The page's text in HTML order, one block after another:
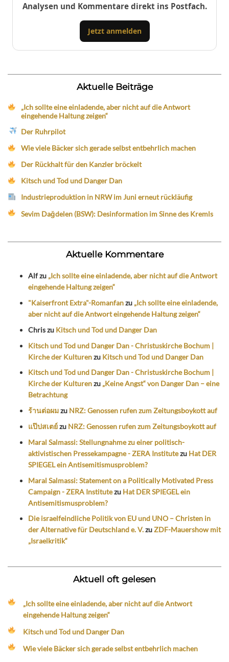
Analysen und Kommentare direkt ins Postfach.
Jetzt anmelden
Aktuelle Beiträge
„Ich sollte eine einladende, aber nicht auf die Antwort
eingehende Haltung zeigen“
Der Ruhrpilot
Wie viele Bäcker sich gerade selbst entbehrlich machen
Der Rückhalt für den Kanzler bröckelt
Kitsch und Tod und Danger Dan
Industrieproduktion in NRW im Juni erneut rückläufig
Sevim Dağdelen (BSW): Desinformation im Sinne des Kremls
Aktuelle Kommentare
Alfzu „Ich sollte eine einladende, aber nicht auf die Antwort
eingehende Haltung zeigen“
"Kaiserfront Extra"-Romanfanzu „Ich sollte eine einladende,
aber nicht auf die Antwort eingehende Haltung zeigen“
Chriszu Kitsch und Tod und Danger Dan
Kitsch und Tod und Danger Dan - Christuskirche Bochum |
Kirche der Kulturenzu Kitsch und Tod und Danger Dan
Kitsch und Tod und Danger Dan - Christuskirche Bochum |
Kirche der Kulturenzu „Keine Angst“ von Danger Dan – eine
Betrachtung
ร้านต่อผมzu NRZ: Genossen rufen zum Zeitungsboykott auf
แป๊ปสเตย์zu NRZ: Genossen rufen zum Zeitungsboykott auf
Maral Salmassi: Stellungnahme zu einer politisch-
aktivistischen Pressekampagne - ZERA Institutezu Hat DER
SPIEGEL ein Antisemitismusproblem?
Maral Salmassi: Statement on a Politically Motivated Press
Campaign - ZERA Institutezu Hat DER SPIEGEL ein
Antisemitismusproblem?
Die israelfeindliche Politik von EU und UNO – Christen in
der Alternative für Deutschland e. V.zuZDF-Mauershow mit
„Israelkritik“
Aktuell oft gelesen
„Ich sollte eine einladende, aber nicht auf die Antwort
eingehende Haltung zeigen“
Kitsch und Tod und Danger Dan
Wie viele Bäcker sich gerade selbst entbehrlich machen